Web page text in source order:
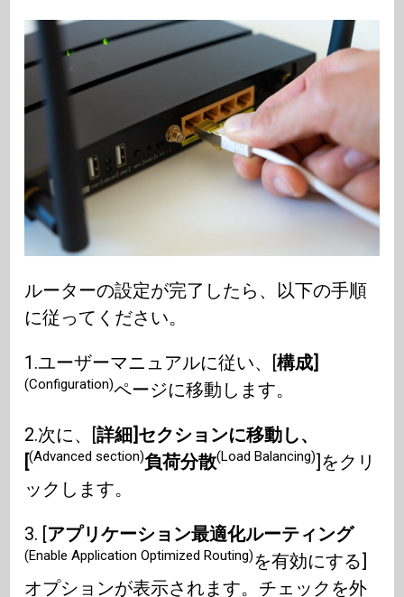
ルーターの設定が完了したら、以下の手順
に従ってください。
1.ユーザーマニュアルに従い、[構成]
(Configuration)ページに移動します。
2.次に、[詳細]セクションに移動し、
[(Advanced section)負荷分散(Load Balancing)]をクリ
ックします。
3. [アプリケーション最適化ルーティング
(Enable Application Optimized Routing)を有効にする]
オプションが表示されます。チェックを外